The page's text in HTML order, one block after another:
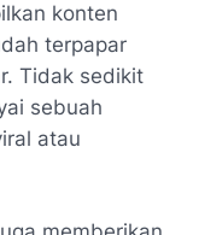
konten
terpapar
Tidak sedikit
sebuah
atau